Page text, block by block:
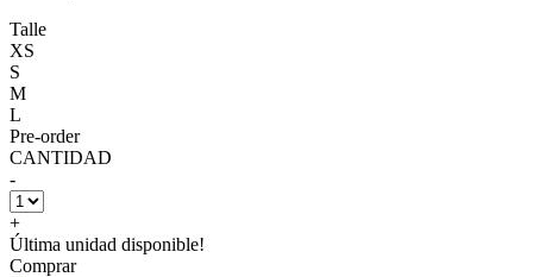
Talle
XS
S
M
L
Pre-order
CANTIDAD
-
+
Última unidad disponible!
Comprar